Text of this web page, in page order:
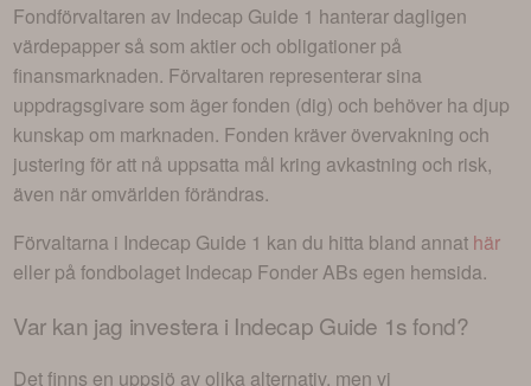
Fondförvaltaren av Indecap Guide 1 hanterar dagligen
värdepapper så som aktier och obligationer på
finansmarknaden. Förvaltaren representerar sina
uppdragsgivare som äger fonden (dig) och behöver ha djup
kunskap om marknaden. Fonden kräver övervakning och
justering för att nå uppsatta mål kring avkastning och risk,
även när omvärlden förändras.
Förvaltarna i Indecap Guide 1 kan du hitta bland annat här
eller på fondbolaget Indecap Fonder ABs egen hemsida.
Var kan jag investera i Indecap Guide 1s fond?
Det finns en uppsjö av olika alternativ, men vi